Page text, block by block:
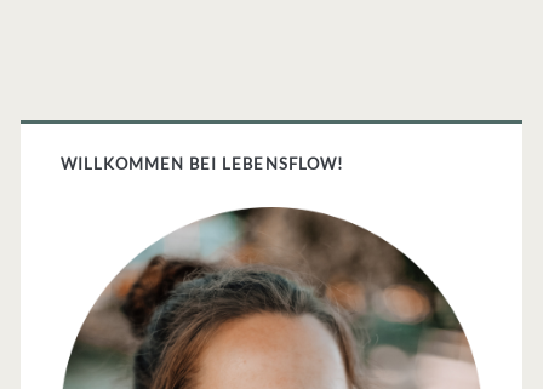
Primäre
Sidebar
WILLKOMMEN BEI LEBENSFLOW!